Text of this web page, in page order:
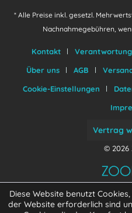
* Alle Preise inkl. gesetzl.
Nachnahmegebühren,
Kontakt
Über uns
AGB
Cookie-Einstellungen
Vertrag
© 2026
Diese Website benutzt
der Website erforderlich sind